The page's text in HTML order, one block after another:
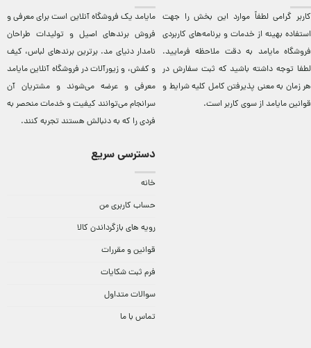
کاربر گرامی لطفاً موارد این بخش را جهت
استفاده بهینه از خدمات و برنامه‌‏های کاربردی
فروشگاه مایامد به دقت ملاحظه فرمایید.
لطفا توجه داشته باشید که ثبت سفارش در
هر زمان به معنی پذیرفتن کامل کلیهشرایط و
قوانین مایامداز سوی کاربر است.
مایامد يک فروشگاه آنلاين است برای معرفی و
فروش برندهای اصيل و توليدات طراحان
نامدار دنيای مد. برترين‌ برندهای لباس، کيف
و کفش، و زيورآلات در فروشگاه آنلاين مایامد
معرفی و عرضه می‌شوند و مشتريان آن
سرانجام می‌توانند کيفيت و خدمات منحصر به
فردی را که به دنبالش هستند تجربه کنند.
دسترسی سریع
خانه
حساب کاربری من
رویه های بازگرداندن کالا
قوانین و مقررات
فرم ثبت شکایات
سوالات متداول
تماس با ما